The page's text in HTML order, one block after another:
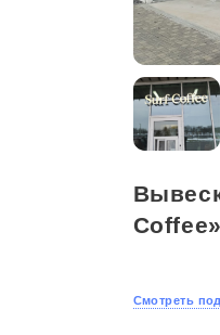
Coffee»
Смотреть